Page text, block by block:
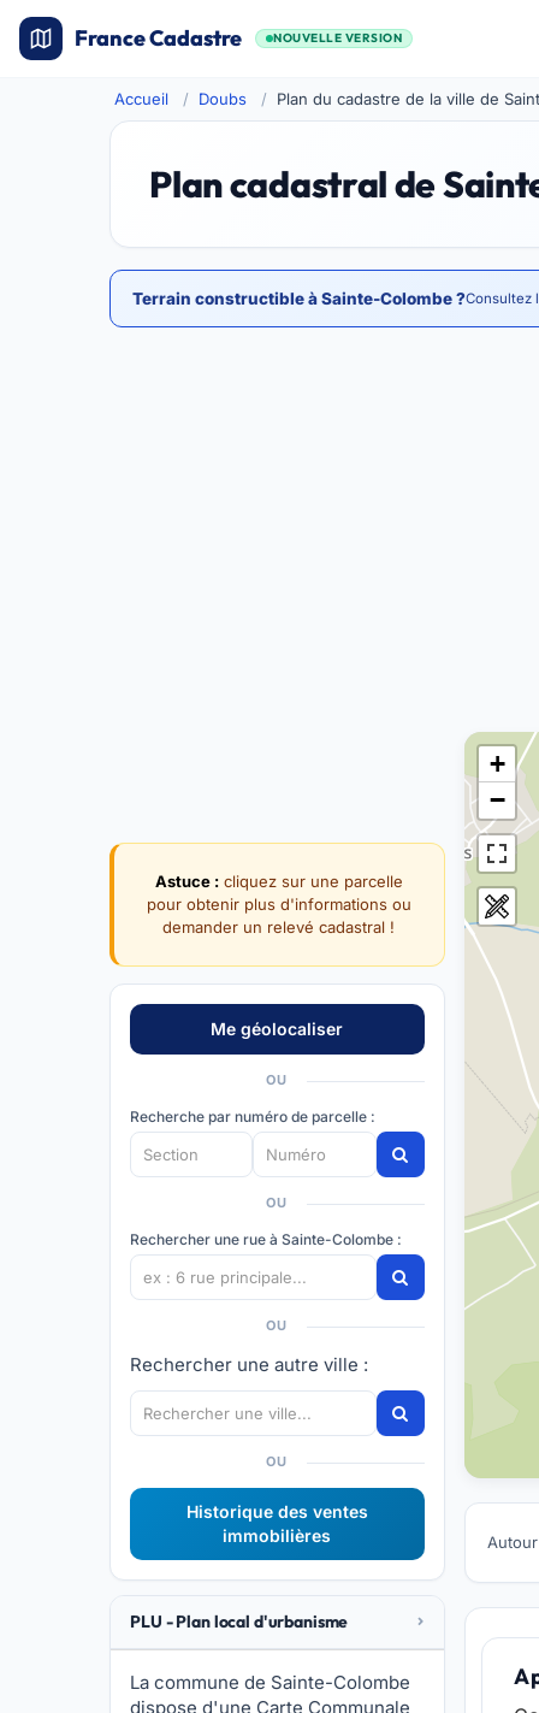
France Cadastre NOUVELLE VERSION
Accueil Doubs Plan du cadastre de la ville de
Plan cadastral de
Terrain constructible à Sainte-Colombe ?Consultez
Astuce :cliquez sur une parcelle
pour obtenir plus d'informations ou
demander un relevé cadastral !
OU
Recherche par numéro de parcelle :
OU
Rechercher une rue à Sainte-Colombe :
OU
Rechercher une autre ville :
OU
Historique des ventes
immobilières
PLU - Plan local d'urbanisme
La commune de Sainte-Colombe
dispose d'une Carte Communale
+
−
A